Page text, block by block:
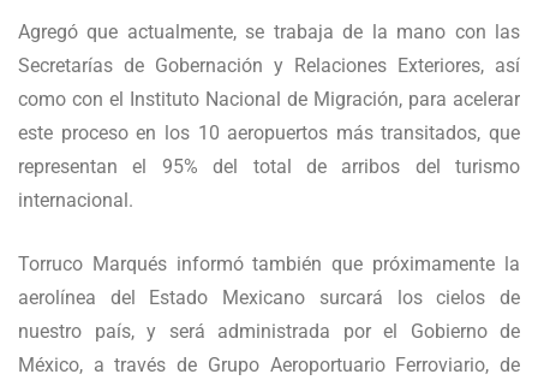
Agregó que actualmente, se trabaja de la mano con las
Secretarías de Gobernación y Relaciones Exteriores, así
como con el Instituto Nacional de Migración, para acelerar
este proceso en los 10 aeropuertos más transitados, que
representan el 95% del total de arribos del turismo
internacional.
Torruco Marqués informó también que próximamente la
aerolínea del Estado Mexicano surcará los cielos de
nuestro país, y será administrada por el Gobierno de
México, a través de Grupo Aeroportuario Ferroviario, de